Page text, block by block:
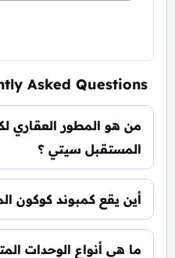
Asked Questions
من هو المطور العقاري
المستقبل سيتي ؟
Developments TLD.
أين يقع كمبوند كوكون
يقع كمبوند كوكون في
من الطريق الدائري.
ما هي أنواع الوحدات